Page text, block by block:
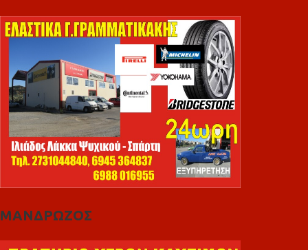
ΜΑΝΔΡΩΖΟΣ